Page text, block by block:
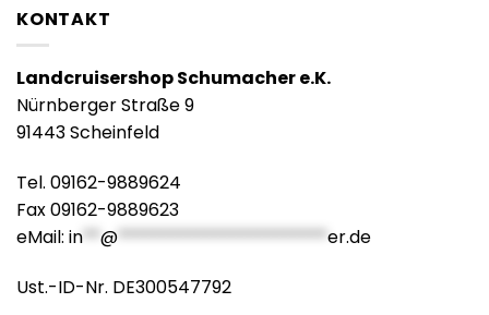
KONTAKT
Landcruisershop Schumacher e.K.
Nürnberger Straße 9
91443 Scheinfeld
Tel. 09162-9889624
Fax 09162-9889623
eMail: in**@************************er.de
Ust.-ID-Nr. DE300547792